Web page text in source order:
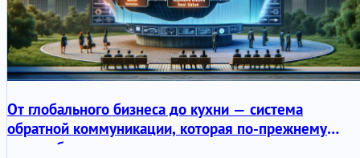
От глобального бизнеса до кухни — система
обратной коммуникации, которая по-прежнему
масштабируется